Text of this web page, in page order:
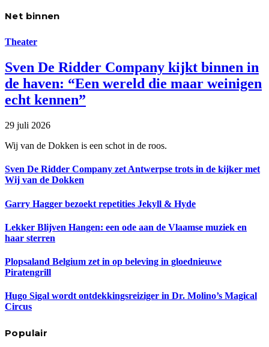
Net binnen
Theater
Sven De Ridder Company kijkt binnen in
de haven: “Een wereld die maar weinigen
echt kennen”
29 juli 2026
Wij van de Dokken is een schot in de roos.
Sven De Ridder Company zet Antwerpse trots in de kijker met
Wij van de Dokken
Garry Hagger bezoekt repetities Jekyll & Hyde
Lekker Blijven Hangen: een ode aan de Vlaamse muziek en
haar sterren
Plopsaland Belgium zet in op beleving in gloednieuwe
Piratengrill
Hugo Sigal wordt ontdekkingsreiziger in Dr. Molino’s Magical
Circus
Populair